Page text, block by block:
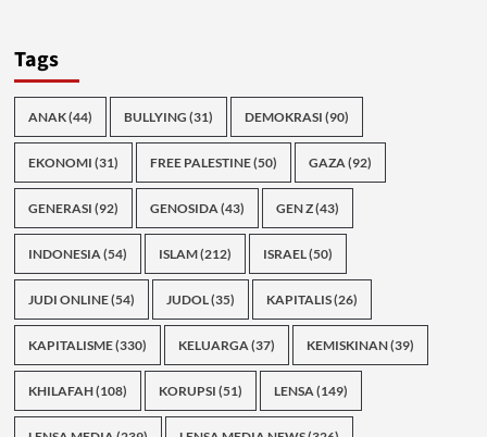
Tags
ANAK(44) BULLYING (31) DEMOKRASI (90)
EKONOMI (31) FREE PALESTINE(50) GAZA(92)
GENERASI (92) GENOSIDA(43) GEN Z(43)
INDONESIA(54) ISLAM(212) ISRAEL(50)
JUDI ONLINE(54) JUDOL(35) KAPITALIS(26)
KAPITALISME(330) KELUARGA(37) KEMISKINAN(39)
KHILAFAH(108) KORUPSI (51) LENSA(149)